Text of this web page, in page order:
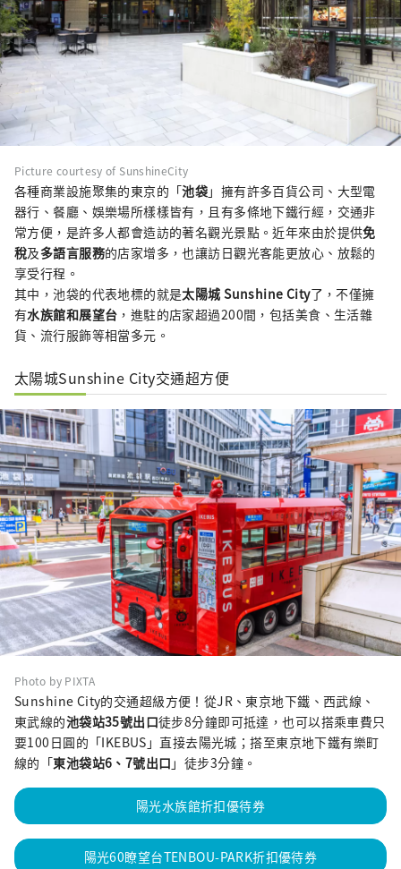
Picture courtesy of SunshineCity
各種商業設施聚集的東京的「池袋」擁有許多百貨公司、大型電
器行、餐廳、娛樂場所樣樣皆有，且有多條地下鐵行經，交通非
常方便，是許多人都會造訪的著名觀光景點。近年來由於提供免
稅及多語言服務的店家增多，也讓訪日觀光客能更放心、放鬆的
享受行程。
其中，池袋的代表地標的就是太陽城 Sunshine City了，不僅擁
有水族館和展望台 ，進駐的店家超過200間，包括美食、生活雜
貨、流行服飾等相當多元。
太陽城Sunshine City交通超方便
Photo by PIXTA
Sunshine City的交通超級方便！從JR、東京地下鐵、西武線、
東武線的池袋站35號出口徒步8分鐘即可抵達，也可以搭乘車費只
要100日圓的「IKEBUS」直接去陽光城；搭至東京地下鐵有樂町
線的「東池袋站6、7號出口 」徒步3分鐘。
陽光水族館折扣優待券
陽光60瞭望台TENBOU-PARK折扣優待券